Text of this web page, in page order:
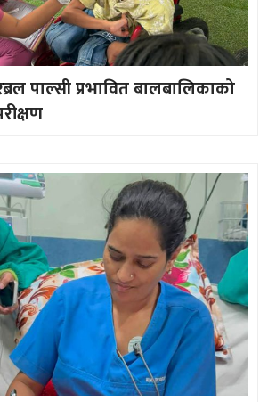
पाल्सी प्रभावित बालबालिकाको